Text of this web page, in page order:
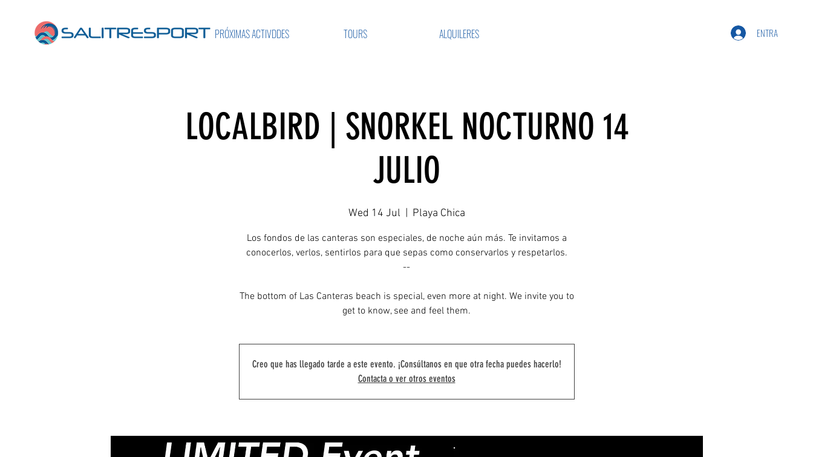
PRÓXIMAS ACTIVDDES TOURS ALQUILERES ENTRA
LOCALBIRD | SNORKEL NOCTURNO 14
JULIO
Wed 14 Jul Playa Chica
Los fondos de las canteras son especiales, de noche aún más. Te invitamos a
conocerlos, verlos, sentirlos para que sepas como conservarlos y respetarlos.
--
The bottom of Las Canteras beach is special, even more at night. We invite you to
get to know, see and feel them.
Creo que has llegado tarde a este evento. ¡Consúltanos en que otra fecha puedes hacerlo!
Contacta o ver otros eventos